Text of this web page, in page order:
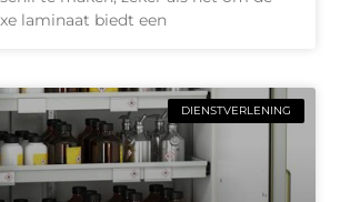
laminaat biedt een
DIENSTVERLENING